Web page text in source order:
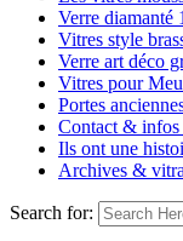
Verre diamanté
Vitres style
Verre art déco
Vitres pour
Portes
Contact & infos
Ils ont une
Archives &
Search for: